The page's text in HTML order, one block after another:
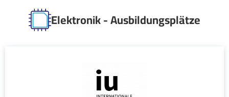
Elektronik - Ausbildungsplätze